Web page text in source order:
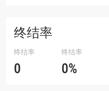
终结率
终结率
0
终结率
0%